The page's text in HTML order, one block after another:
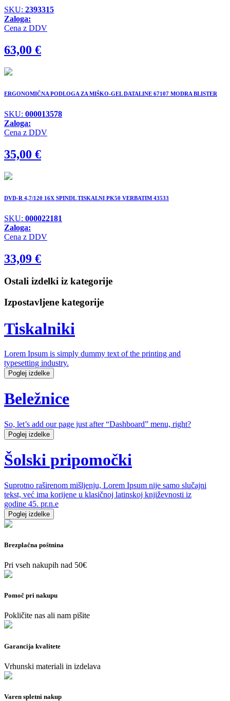
SKU: 2393315
Zaloga:
Cena z DDV
63,00 €
ERGONOMIČNA PODLOGA ZA MIŠKO-GEL DATALINE 67107 MODRA BLISTER
SKU: 000013578
Zaloga:
Cena z DDV
35,00 €
DVD-R 4,7/120 16X SPINDL TISKALNI PK50 VERBATIM 43533
SKU: 000022181
Zaloga:
Cena z DDV
33,09 €
Ostali izdelki iz kategorije
Izpostavljene kategorije
Tiskalniki
Lorem Ipsum is simply dummy text of the printing and
typesetting industry.
Poglej izdelke
Beležnice
So, let’s add our page just after “Dashboard” menu, right?
Poglej izdelke
Šolski pripomočki
Suprotno raširenom mišljenju, Lorem Ipsum nije samo slučajni
tekst, već ima korijene u klasičnoj latinskoj književnosti iz
godine 45. pr.n.e
Poglej izdelke
Brezplačna poštnina
Pri vseh nakupih nad 50€
Pomoč pri nakupu
Pokličite nas ali nam pišite
Garancija kvalitete
Vrhunski materiali in izdelava
Varen spletni nakup